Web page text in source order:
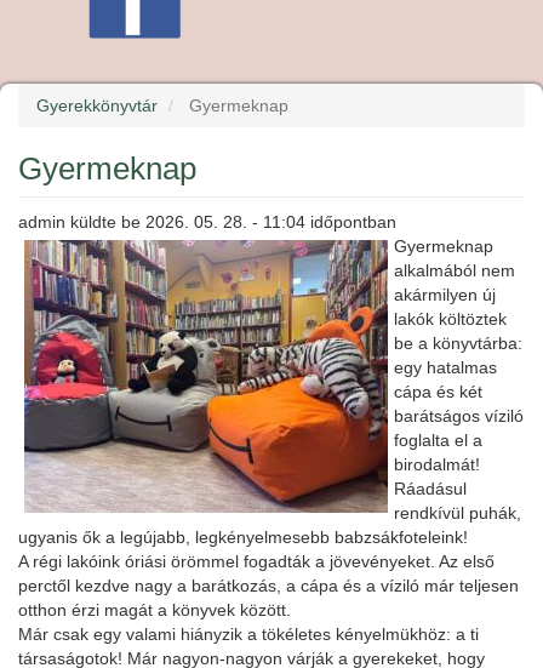
Gyerekkönyvtár Gyermeknap
Gyermeknap
admin küldte be 2026. 05. 28. - 11:04 időpontban
Gyermeknap
alkalmából nem
akármilyen új
lakók költöztek
be a könyvtárba:
egy hatalmas
cápa és két
barátságos víziló
foglalta el a
birodalmát!
Ráadásul
rendkívül puhák,
ugyanis ők a legújabb, legkényelmesebb babzsákfoteleink!
A régi lakóink óriási örömmel fogadták a jövevényeket. Az első
perctől kezdve nagy a barátkozás, a cápa és a víziló már teljesen
otthon érzi magát a könyvek között.
Már csak egy valami hiányzik a tökéletes kényelmükhöz: a ti
társaságotok! Már nagyon-nagyon várják a gyerekeket, hogy